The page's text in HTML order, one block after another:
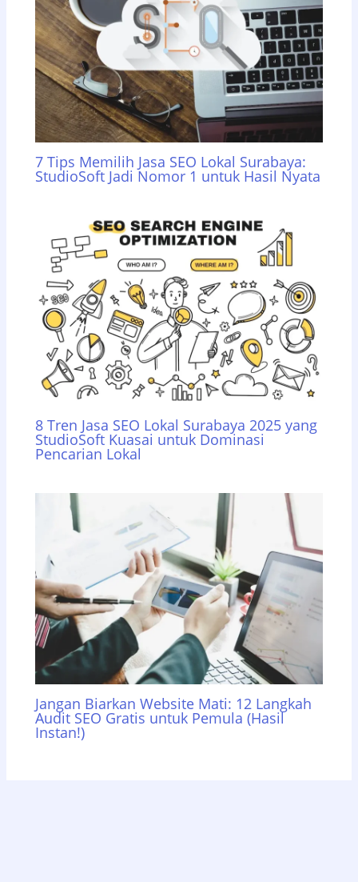
7 Tips Memilih Jasa SEO Lokal Surabaya:
StudioSoft Jadi Nomor 1 untuk Hasil Nyata
8 Tren Jasa SEO Lokal Surabaya 2025 yang
StudioSoft Kuasai untuk Dominasi
Pencarian Lokal
Jangan Biarkan Website Mati: 12 Langkah
Audit SEO Gratis untuk Pemula (Hasil
Instan!)